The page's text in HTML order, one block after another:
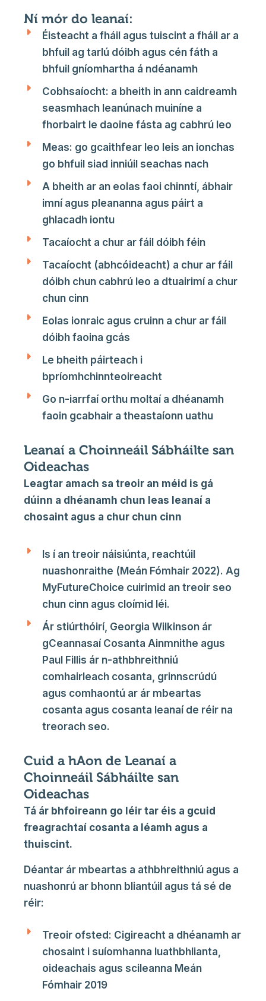
Ní mór do leanaí:
Éisteacht a fháil agus tuiscint a fháil ar a
bhfuil ag tarlú dóibh agus cén fáth a
bhfuil gníomhartha á ndéanamh
Cobhsaíocht: a bheith in ann caidreamh
seasmhach leanúnach muiníne a
fhorbairt le daoine fásta ag cabhrú leo
Meas: go gcaithfear leo leis an ionchas
go bhfuil siad inniúil seachas nach
A bheith ar an eolas faoi chinntí, ábhair
imní agus pleananna agus páirt a
ghlacadh iontu
Tacaíocht a chur ar fáil dóibh féin
Tacaíocht (abhcóideacht) a chur ar fáil
dóibh chun cabhrú leo a dtuairimí a chur
chun cinn
Eolas ionraic agus cruinn a chur ar fáil
dóibh faoina gcás
Le bheith páirteach i
bpríomhchinnteoireacht
Go n-iarrfaí orthu moltaí a dhéanamh
faoin gcabhair a theastaíonn uathu
Leanaí a Choinneáil Sábháilte san
Oideachas
Leagtar amach sa treoir an méid is gá
dúinn a dhéanamh chun leas leanaí a
chosaint agus a chur chun cinn
Is í an treoir náisiúnta, reachtúil
nuashonraithe (Meán Fómhair 2022). Ag
MyFutureChoice cuirimid an treoir seo
chun cinn agus cloímid léi.
Ár stiúrthóirí, Georgia Wilkinson ár
gCeannasaí Cosanta Ainmnithe agus
Paul Fillis ár n-athbhreithniú
comhairleach cosanta, grinnscrúdú
agus comhaontú ar ár mbeartas
cosanta agus cosanta leanaí de réir na
treorach seo.
Cuid a hAon de Leanaí a
Choinneáil Sábháilte san
Oideachas
Tá ár bhfoireann go léir tar éis a gcuid
freagrachtaí cosanta a léamh agus a
thuiscint.
Déantar ár mbeartas a athbhreithniú agus a
nuashonrú ar bhonn bliantúil agus tá sé de
réir:
Treoir ofsted: Cigireacht a dhéanamh ar
chosaint i suíomhanna luathbhlianta,
oideachais agus scileanna Meán
Fómhair 2019